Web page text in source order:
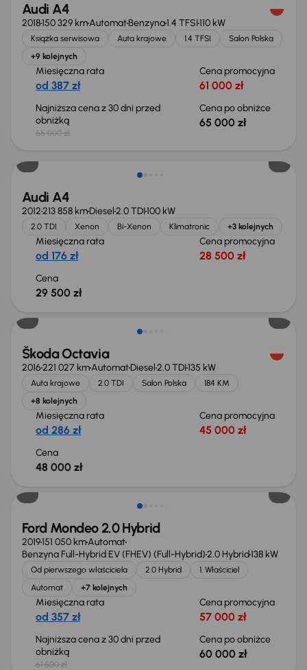
Audi A4
2018150 329 kmAutomatBenzyna1.4 TFSI110 kW
Książka serwisowa Auta krajowe 1.4 TFSI
Salon Polska
+9 kolejnych
Miesięczna rata
od 387 zł
Cena promocyjna
61 000 zł
Najniższa cena z 30 dni przed
obniżką
66 000 zł
Cena po obniżce
65 000 zł
Audi A4
2012213 858 kmDiesel2.0 TDI100 kW
2.0 TDI Xenon Bi-Xenon Klimatronic +3 kolejnych
Miesięczna rata
od 176 zł
Cena promocyjna
28 500 zł
Cena
29 500 zł
Škoda Octavia
2016221 027 kmAutomatDiesel2.0 TDI135 kW
Auta krajowe 2.0 TDI Salon Polska
184 KM
+8 kolejnych
Miesięczna rata
od 286 zł
Cena promocyjna
45 000 zł
Cena
48 000 zł
Taniej o 1 500 zł
Ford Mondeo 2.0 Hybrid
2019151 050 kmAutomat
Benzyna Full-Hybrid EV (FHEV) (Full-Hybrid)2.0 Hybrid138 kW
Od pierwszego właściciela 2.0 Hybrid
1. Właściciel
Automat
+7 kolejnych
Miesięczna rata
od 357 zł
Cena promocyjna
57 000 zł
Najniższa cena z 30 dni przed
obniżką
61 500 zł
Cena po obniżce
60 000 zł